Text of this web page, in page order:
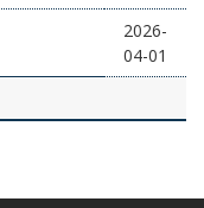
2026-
04-01